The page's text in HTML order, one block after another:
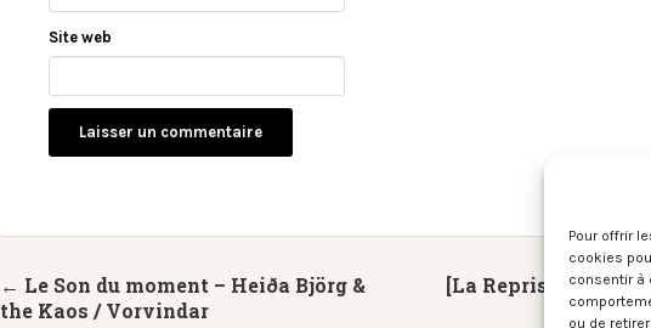
Pour offrir
cookies
consentir à
ou de
Site web
[La Reprise du
Tribute
← Le Son du moment – Heiða Björg &
the Kaos / Vorvindar